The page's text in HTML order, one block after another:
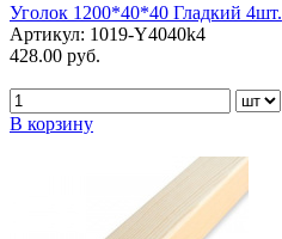
Уголок 1200*40*40 Гладкий 4шт.
Артикул: 1019-Y4040k4
428.00 руб.
В корзину